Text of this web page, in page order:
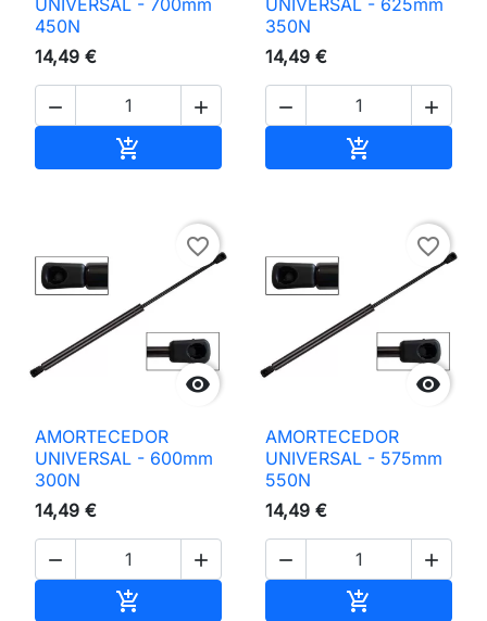
UNIVERSAL - 700mm
450N
14,49 €
 

UNIVERSAL - 625mm
350N
14,49 €
 


favorite_border
AMORTECEDOR
UNIVERSAL - 600mm
300N
14,49 €
 


favorite_border
AMORTECEDOR
UNIVERSAL - 575mm
550N
14,49 €
 
